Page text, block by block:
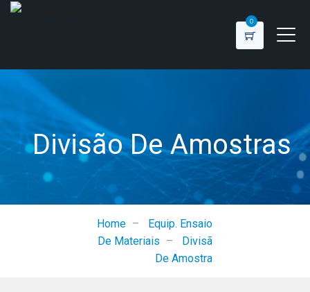
0
Divisão De Amostras
Home –
Equip. Ensaios
De Materiais –
Divisão
De Amostras